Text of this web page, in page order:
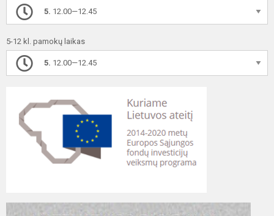
5. 12.00—12.45
5-12 kl. pamokų laikas
5. 12.00—12.45